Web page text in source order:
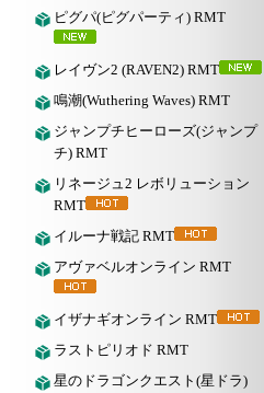
ピグパ(ピグパーティ) RMT
レイヴン2 (RAVEN2) RMT
鳴潮(Wuthering Waves) RMT
ジャンプチヒーローズ(ジャンプ
チ) RMT
リネージュ2 レボリューション
RMT
イルーナ戦記 RMT
アヴァベルオンライン RMT
イザナギオンライン RMT
ラストピリオド RMT
星のドラゴンクエスト(星ドラ)